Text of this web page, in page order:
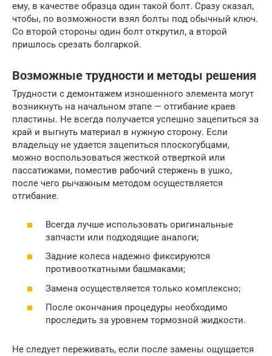
ему, в качестве образца один такой болт. Сразу сказал,
чтобы, по возможности взял болты под обычный ключ.
Со второй стороны один болт открутил, а второй
пришлось срезать болгаркой.
Возможные трудности и методы решения
Трудности с демонтажем изношенного элемента могут
возникнуть на начальном этапе — отгибание краев
пластины. Не всегда получается успешно зацепиться за
край и выгнуть материал в нужную сторону. Если
владельцу не удается зацепиться плоскогубцами,
можно воспользоваться жесткой отверткой или
пассатижами, поместив рабочий стержень в ушко,
после чего рычажным методом осуществляется
отгибание.
Всегда лучше использовать оригинальные
запчасти или подходящие аналоги;
Задние колеса надежно фиксируются
противооткатными башмаками;
Замена осуществляется только комплексно;
После окончания процедуры необходимо
проследить за уровнем тормозной жидкости.
Не следует переживать, если после замены ощущается